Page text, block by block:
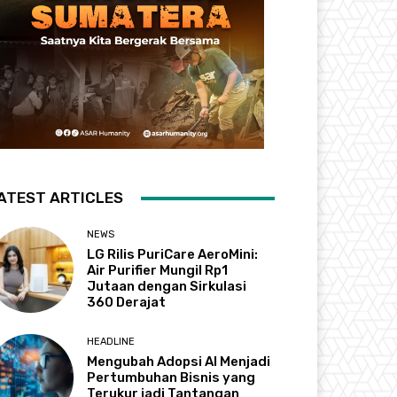
ARTICLES
NEWS
LG Rilis PuriCare AeroMini:
Air Purifier Mungil Rp1
Jutaan dengan Sirkulasi
360 Derajat
HEADLINE
Mengubah Adopsi AI Menjadi
Pertumbuhan Bisnis yang